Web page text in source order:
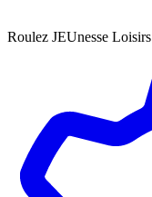
Roulez JEUnesse Loisirs